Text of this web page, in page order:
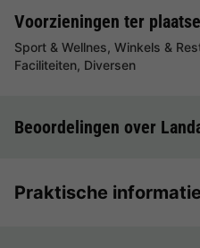
Voorzieningen ter
Sport & Wellnes, Winkels &
Faciliteiten, Diversen
Beoordelingen over
Praktische informatie